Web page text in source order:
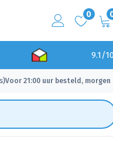
0
9.1/
Voor 21:00 uur besteld, morgen